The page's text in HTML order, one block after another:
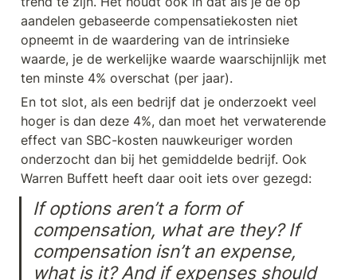
aandelen gebaseerde compensatiekosten niet
opneemt in de waardering van de intrinsieke
waarde, je de werkelijke waarde waarschijnlijk met
ten minste 4% overschat (per jaar).
En tot slot, als een bedrijf dat je onderzoekt veel
hoger is dan deze 4%, dan moet het verwaterende
effect van SBC-kosten nauwkeuriger worden
onderzocht dan bij het gemiddelde bedrijf. Ook
Warren Buffett heeft daar ooit iets over gezegd:
If options aren’t a form of
compensation, what are they? If
compensation isn’t an expense,
what is it? And if expenses should